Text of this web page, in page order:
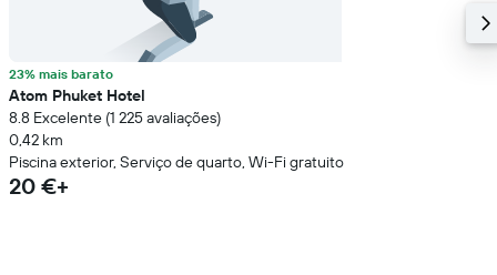
23% mais barato
Atom Phuket Hotel
8.8 Excelente (1 225 avaliações)
0,42 km
Piscina exterior, Serviço de quarto, Wi-Fi gratuito
20 €+